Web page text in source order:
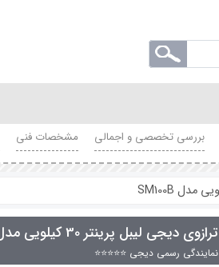
بررسی تخصصی و اجمالی مشخصات فنی
ترازوی دیجی لیبل پرینتر 30 کیلویی مدل SM100B
نمایندگی رسمی دیجی ⭐⭐⭐⭐⭐